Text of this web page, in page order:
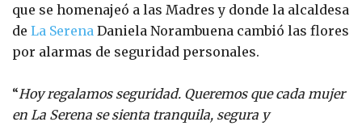
que se homenajeó a las Madres y donde la alcaldesa
de La Serena Daniela Norambuena cambió las flores
por alarmas de seguridad personales.
“Hoy regalamos seguridad. Queremos que cada mujer
en La Serena se sienta tranquila, segura y